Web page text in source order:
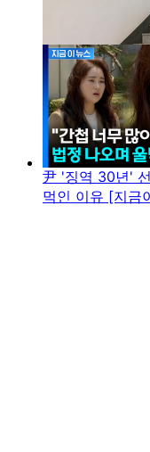
尹 '징역 30년'
먹인 이유 [지금